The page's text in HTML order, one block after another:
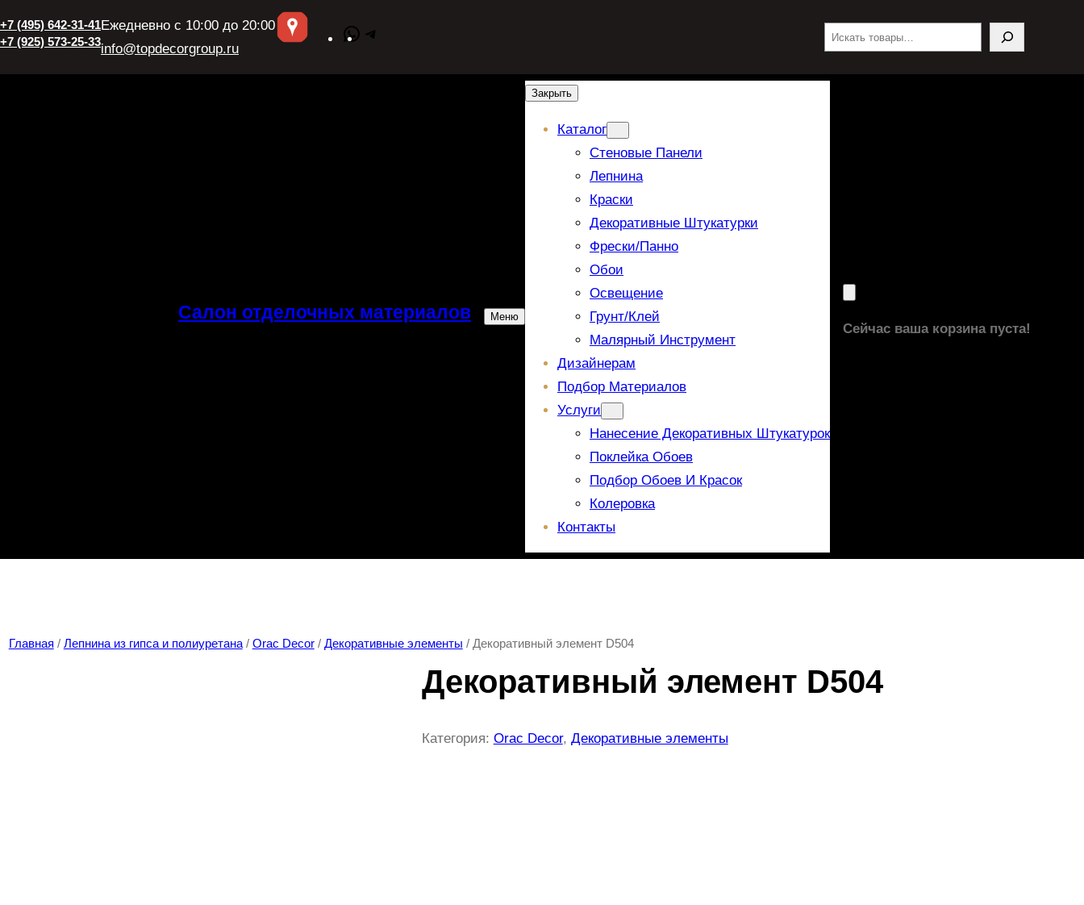
+7 (495) 642-31-41
+7 (925) 573-25-33
Ежедневно с 10:00 до 20:00
info@topdecorgroup.ru
WhatsApp Поиск
Салон отделочных материалов Меню
Закрыть
Каталог
Стеновые Панели
Лепнина
Краски
Декоративные Штукатурки
Фрески/панно
Обои
Освещение
Грунт/Клей
Малярный Инструмент
Дизайнерам
Подбор Материалов
Услуги
Нанесение Декоративных Штукатурок
Поклейка Обоев
Подбор Обоев И Красок
Колеровка
Контакты
Сейчас ваша корзина пуста!
Главная / Лепнина из гипса и полиуретана/ Orac Decor/ Декоративные элементы / Декоративный элемент D504
Декоративный элемент D504
Категория: Orac Decor, Декоративные элементы